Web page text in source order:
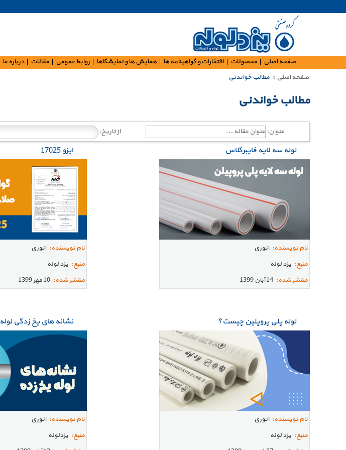
صفحه اصلی محصولات افتخارات و گواهینامه ها همایش ها و نمایشگاها روابط عمومی مقالات درباره ما
صفحه اصلی » مطالب خواندنی
مطالب خواندنی
عنوان: از تاریخ:
لوله سه لایه فایبرگلاس
نام نویسنده: انوری
منبع: یزد لوله
منتشر شده: 14 آبان 1399
ایزو 17025
نام نویسنده: انوری
منبع: یزد لوله
منتشر شده: 10 مهر 1399
لوله پلی پروپلین چیست؟
نام نویسنده: انوری
منبع: یزد لوله
نشانه های یخ زدگی لوله
نام نویسنده: انوری
منبع: یزدلوله